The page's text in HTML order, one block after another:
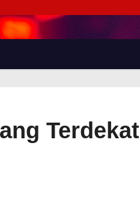
Terdekat